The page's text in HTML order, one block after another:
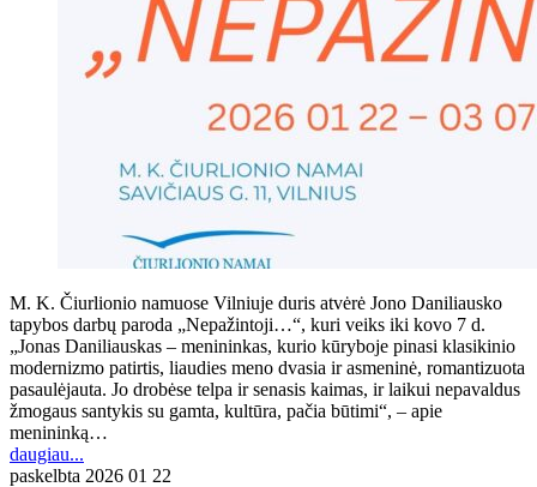
M. K. Čiurlionio namuose Vilniuje duris atvėrė Jono Daniliausko
tapybos darbų paroda „Nepažintoji…“, kuri veiks iki kovo 7 d.
„Jonas Daniliauskas – menininkas, kurio kūryboje pinasi klasikinio
modernizmo patirtis, liaudies meno dvasia ir asmeninė, romantizuota
pasaulėjauta. Jo drobėse telpa ir senasis kaimas, ir laikui nepavaldus
žmogaus santykis su gamta, kultūra, pačia būtimi“, – apie
menininką…
daugiau...
paskelbta 2026 01 22